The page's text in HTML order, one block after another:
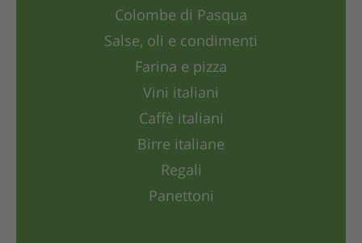
Colombe di Pasqua
Salse, oli e condimenti
Farina e pizza
Vini italiani
Caffè italiani
Birre italiane
Regali
Panettoni